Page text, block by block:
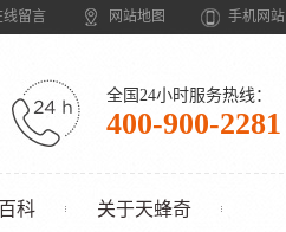
线留言 网站地图 手机网站
全国24小时服务热线：
400-900-2281
科 关于天蜂奇